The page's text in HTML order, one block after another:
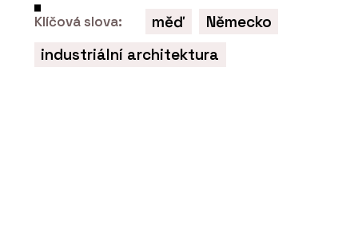
SLUŽBY
Klíčová slova: měď
Německo
industriální architektura